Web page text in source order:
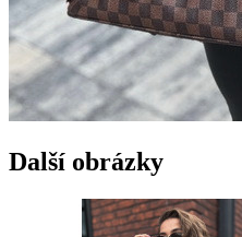
Další obrázky